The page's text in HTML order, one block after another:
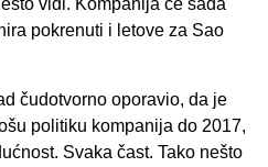
vidi. Kompanija će sada
pokrenuti i letove za Sao
čudotvorno oporavio, da je
politiku kompanija do 2017,
Svaka čast. Tako nešto